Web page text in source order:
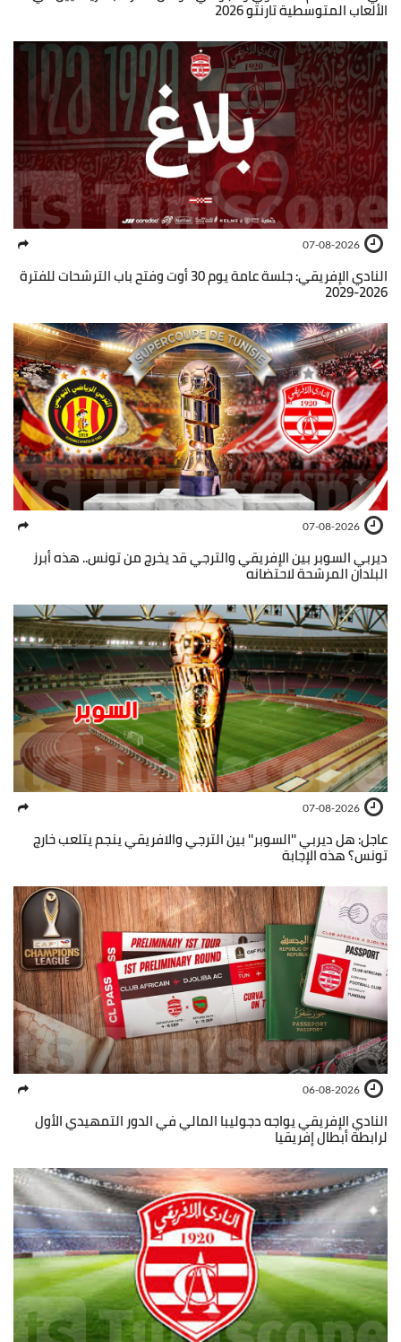
الألعاب المتوسطية تارنتو 2026
07-08-2026
النادي الإفريقي: جلسة عامة يوم 30 أوت وفتح باب الترشحات للفترة
2026-2029
07-08-2026
ديربي السوبر بين الإفريقي والترجي قد يخرج من تونس.. هذه أبرز
البلدان المرشحة لاحتضانه
07-08-2026
عاجل: هل ديربي ''السوبر'' بين الترجي والافريقي ينجم يتلعب خارج
تونس؟ هذه الإجابة
06-08-2026
النادي الإفريقي يواجه دجوليبا المالي في الدور التمهيدي الأول
لرابطة أبطال إفريقيا